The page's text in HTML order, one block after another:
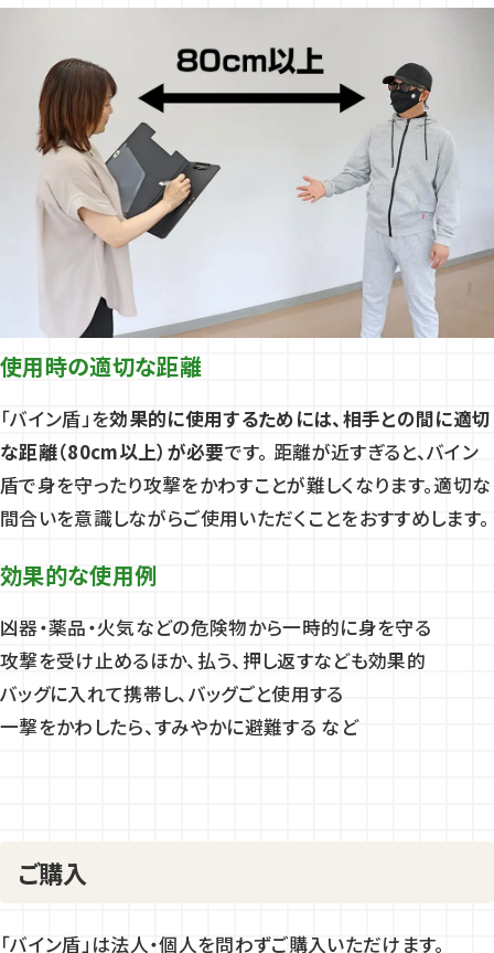
使用時の適切な距離
「バイン盾」を効果的に使用するためには、相手との間に適切
な距離（80cm以上）が必要です。 距離が近すぎると、バイン
盾で身を守ったり攻撃をかわすことが難しくなります。適切な
間合いを意識しながらご使用いただくことをおすすめします。
効果的な使用例
凶器・薬品・火気などの危険物から一時的に身を守る
攻撃を受け止めるほか、払う、押し返すなども効果的
バッグに入れて携帯し、バッグごと使用する
一撃をかわしたら、すみやかに避難する など
ご購入
「バイン盾」は法人・個人を問わずご購入いただけます。